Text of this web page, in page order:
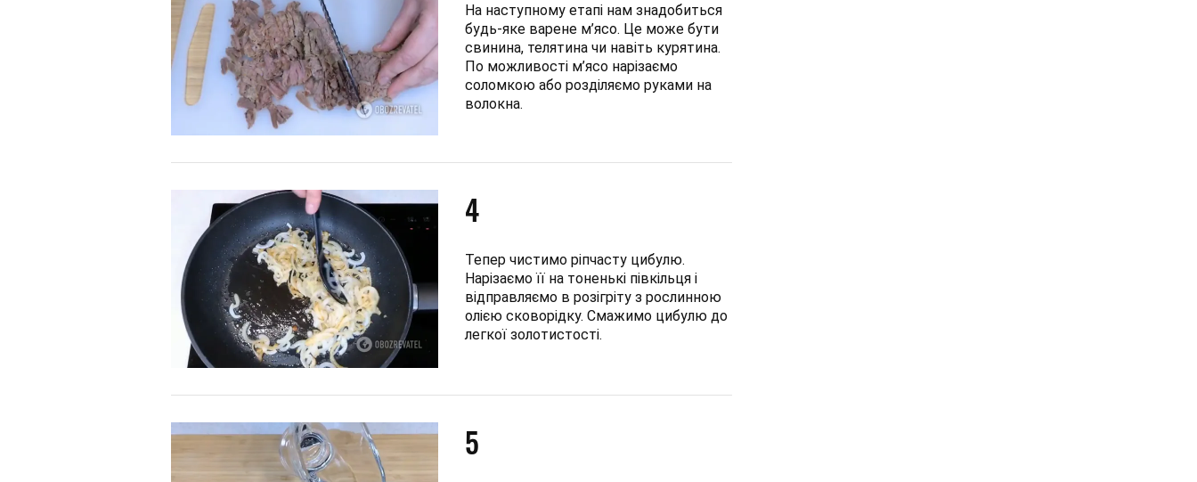
На наступному етапі нам знадобиться
будь-яке варене м’ясо. Це може бути
свинина, телятина чи навіть курятина.
По можливості м’ясо нарізаємо
соломкою або розділяємо руками на
волокна.
4
Тепер чистимо ріпчасту цибулю.
Нарізаємо її на тоненькі півкільця і
відправляємо в розігріту з рослинною
олією сковорідку. Смажимо цибулю до
легкої золотистості.
5